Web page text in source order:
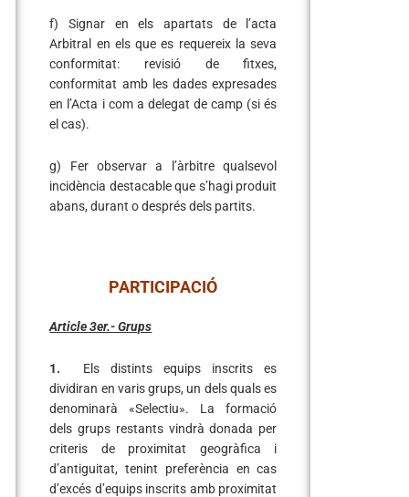
f) Signar en els apartats de l’acta
Arbitral en els que es requereix la seva
conformitat: revisió de fitxes,
conformitat amb les dades expresades
en l’Acta i com a delegat de camp (si és
el cas).
g) Fer observar a l’àrbitre qualsevol
incidència destacable que s’hagi produit
abans, durant o després dels partits.
PARTICIPACIÓ
Article 3er.- Grups
1. Els distints equips inscrits es
dividiran en varis grups, un dels quals es
denominarà «Selectiu». La formació
dels grups restants vindrà donada per
criteris de proximitat geogràfica i
d’antiguitat, tenint preferència en cas
d’excés d’equips inscrits amb proximitat